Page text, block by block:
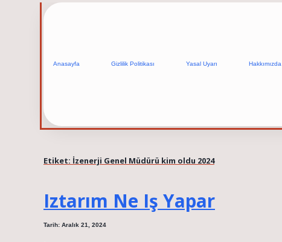
Anasayfa Gizlilik Politikası Yasal Uyarı Hakkımızda
Etiket: İzenerji Genel Müdürü kim oldu 2024
Iztarım Ne Iş Yapar
Tarih: Aralık 21, 2024